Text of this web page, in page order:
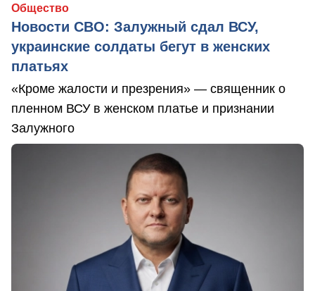
Общество
Новости СВО: Залужный сдал ВСУ,
украинские солдаты бегут в женских
платьях
«Кроме жалости и презрения» — священник о
пленном ВСУ в женском платье и признании
Залужного